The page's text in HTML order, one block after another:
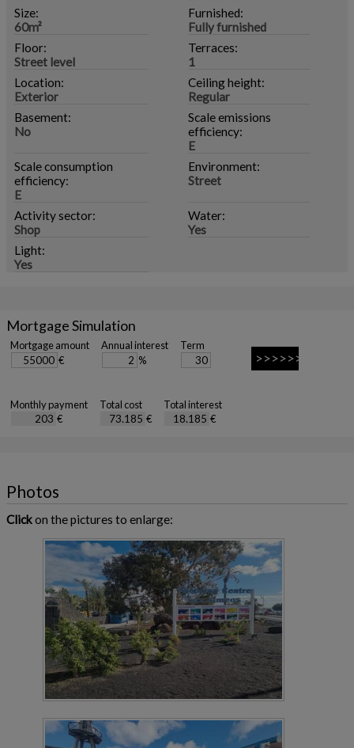
Size:
60m²
Furnished:
Fully furnished
Floor:
Street level
Terraces:
1
Location:
Exterior
Ceiling height:
Regular
Basement:
No
Scale emissions
efficiency:
E
Scale consumption
efficiency:
E
Environment:
Street
Activity sector:
Shop
Water:
Yes
Light:
Yes
Mortgage Simulation
Mortgage amount
€
Annual interest
%
Term
Monthly payment
€
Total cost
€
Total interest
€
Photos
Clickon the pictures to enlarge: